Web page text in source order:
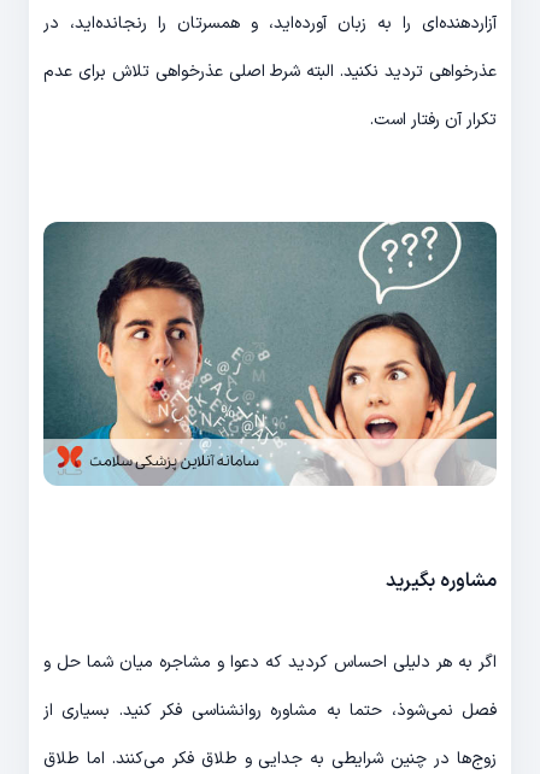
آزاردهنده‌ای را به زبان آورده‌اید، و همسرتان را رنجانده‌اید، در
عذرخواهی تردید نکنید. البته شرط اصلی عذرخواهی تلاش برای عدم
تکرار آن رفتار است.
مشاوره بگیرید
اگر به هر دلیلی احساس کردید که دعوا و مشاجره میان شما حل و
فصل نمی‌شوذ، حتما به مشاوره روانشناسی فکر کنید. بسیاری از
زوج‌ها در چنین شرایطی به جدایی و طلاق فکر می‌کنند. اما طلاق